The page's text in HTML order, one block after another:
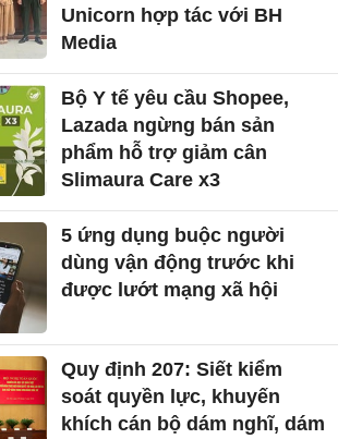
Unicorn hợp tác với BH
Media
Bộ Y tế yêu cầu Shopee,
Lazada ngừng bán sản
phẩm hỗ trợ giảm cân
Slimaura Care x3
5 ứng dụng buộc người
dùng vận động trước khi
được lướt mạng xã hội
Quy định 207: Siết kiểm
soát quyền lực, khuyến
khích cán bộ dám nghĩ, dám